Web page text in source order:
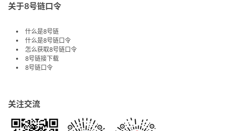
关于8号链口令
什么是8号链
什么是8号链口令
怎么获取8号链口令
8号链接下载
8号链口令
关注交流